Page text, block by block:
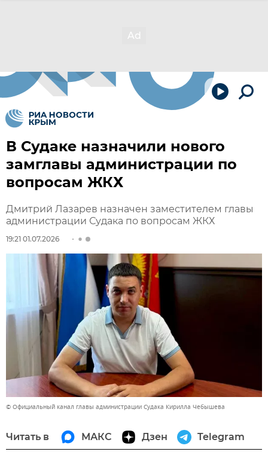
В Судаке назначили нового
замглавы администрации по
вопросам ЖКХ
Дмитрий Лазарев назначен заместителем главы
администрации Судака по вопросам ЖКХ
19:21 01.07.2026
© Официальный канал главы администрации Судака Кирилла Чебышева
Читать в МАКС Дзен Telegram